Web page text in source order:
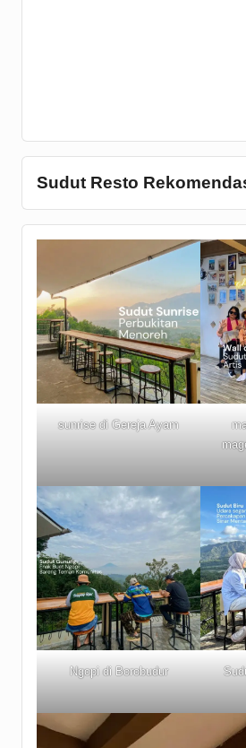
Sudut Resto
sunrise di Gereja Ayam
Ngopi di Borobudur